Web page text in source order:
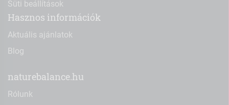
Süti beállítások
Hasznos információk
Aktuális ajánlatok
Blog
naturebalance.hu
Rólunk